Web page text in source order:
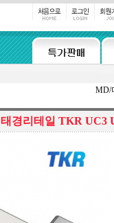
MD/
태경리테일 TKR UC3